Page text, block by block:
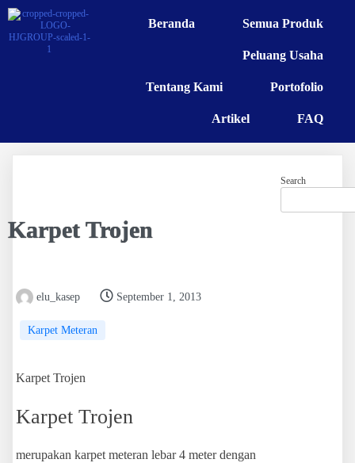
Beranda Semua Produk
Peluang Usaha
Tentang Kami Portofolio
Artikel FAQ
Karpet Trojen
elu_kasep September 1, 2013
Karpet Meteran
Karpet Trojen
Karpet Trojen
merupakan karpet meteran lebar 4 meter dengan
Search